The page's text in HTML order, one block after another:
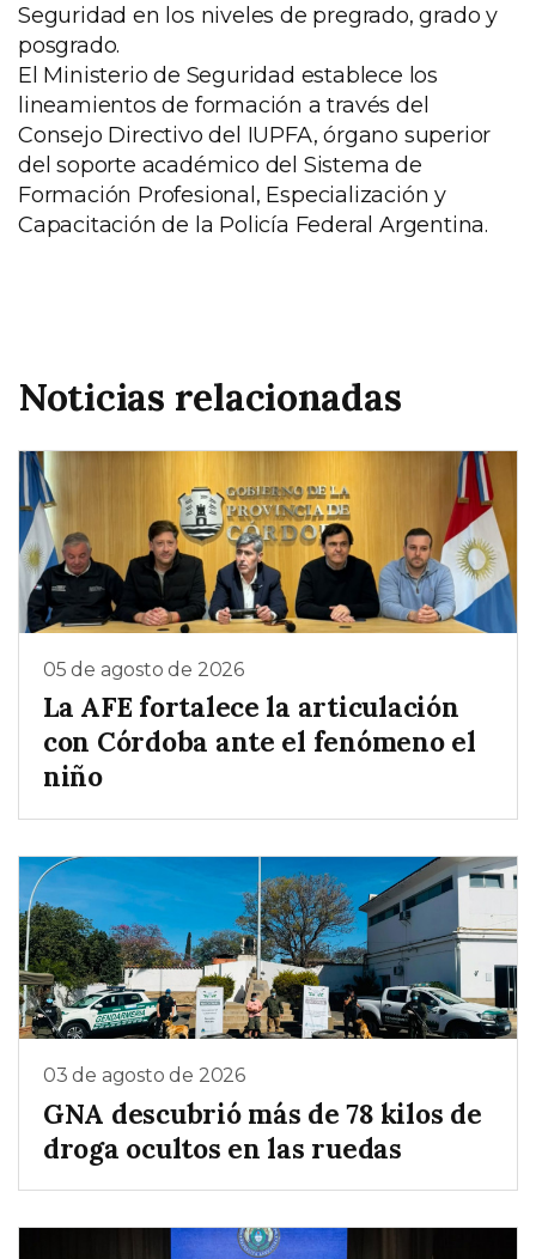
Seguridad en los niveles de pregrado, grado y
posgrado.
El Ministerio de Seguridad establece los
lineamientos de formación a través del
Consejo Directivo del IUPFA, órgano superior
del soporte académico del Sistema de
Formación Profesional, Especialización y
Capacitación de la Policía Federal Argentina.
Noticias relacionadas
05 de agosto de 2026
La AFE fortalece la articulación
con Córdoba ante el fenómeno el
niño
03 de agosto de 2026
GNA descubrió más de 78 kilos de
droga ocultos en las ruedas